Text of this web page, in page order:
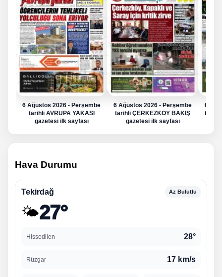
6 Ağustos 2026 - Perşembe
tarihli AVRUPA YAKASI
gazetesi ilk sayfası
6 Ağustos 2026 - Perşembe
tarihli ÇERKEZKÖY BAKIŞ
gazetesi ilk sayfası
6
tarihli
Hava Durumu
Tekirdağ Az Bulutlu
🌤️27°
Hissedilen 28°
Rüzgar 17 km/s